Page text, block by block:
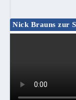
Nick Brauns zur